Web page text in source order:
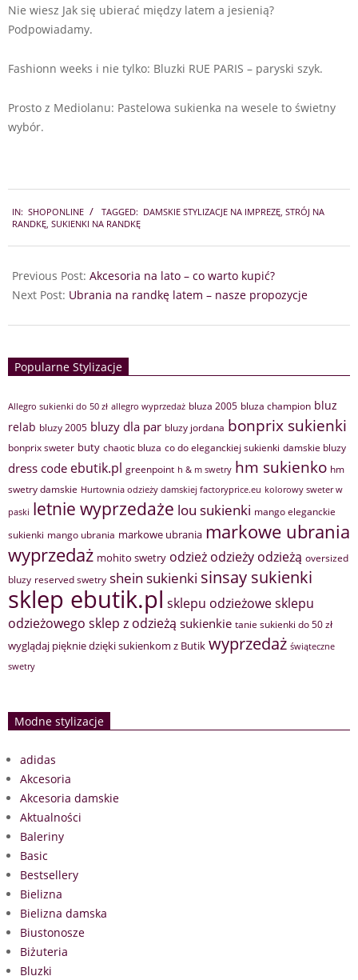
Nie wiesz Jak się ubierać między latem a jesienią?
Podpowiadamy.
Fashionn weeks i nie tylko: Bluzki RUE PARIS – paryski szyk.
Prosto z Mediolanu: Pastelowa sukienka na wesele to świetny
wybór.
07-
IN: SHOPONLINE TAGGED: DAMSKIE STYLIZACJE NA IMPREZĘ, STRÓJ NA
RANDKĘ, SUKIENKI NA RANDKĘ
Previous Post: Akcesoria na lato – co warto kupić?
Next Post: Ubrania na randkę latem – nasze propozycje
Popularne Stylizacje
Allegro sukienki do 50 zł allegro wyprzedaż bluza 2005 bluza champion bluz
relab bluzy 2005 bluzy dla par bluzy jordana bonprix sukienki
bonprix sweter buty chaotic bluza co do eleganckiej sukienki damskie bluzy
dress code ebutik.pl greenpoint h & m swetry hm sukienko hm
swetry damskie Hurtownia odzieży damskiej factoryprice.eu kolorowy sweter w
paski letnie wyprzedaże lou sukienki mango eleganckie
sukienki mango ubrania markowe ubrania markowe ubrania
wyprzedaż mohito swetry odzież odzieży odzieżą oversized
bluzy reserved swetry shein sukienki sinsay sukienki
sklep ebutik.pl sklepu odzieżowesklepu
odzieżowego sklep z odzieżą sukienkie tanie sukienki do 50 zł
wyglądaj pięknie dzięki sukienkom z Butik wyprzedaż świąteczne
swetry
Modne stylizacje
adidas
Akcesoria
Akcesoria damskie
Aktualności
Baleriny
Basic
Bestsellery
Bielizna
Bielizna damska
Biustonosze
Biżuteria
Bluzki